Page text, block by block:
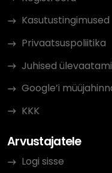
Kasutustingimused
Privaatsuspoliitika
Juhised
Google’i
KKK
Arvustajatele
Logi sisse